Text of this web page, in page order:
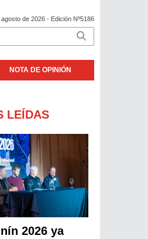
de 2026 - Edición Nº5186
NOTA DE OPINIÓN
LEÍDAS
2026 ya